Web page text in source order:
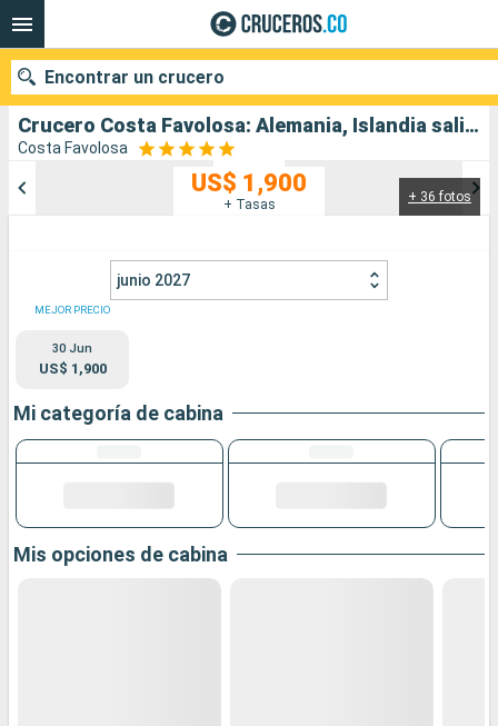
Crucero Costa Favolosa: Alemania, Islandia salida desde Hamburgo
Costa Favolosa
+ 36 fotos
US$ 1,900
+ Tasas
junio 2027
MEJOR PRECIO
30 Jun
US$ 1,900
Mi categoría de cabina
Mis opciones de cabina
Encontrar un crucero
Puertos Compañías